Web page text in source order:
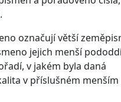
.
označují větší
jejich menší
v jakém byla daná
v příslušném